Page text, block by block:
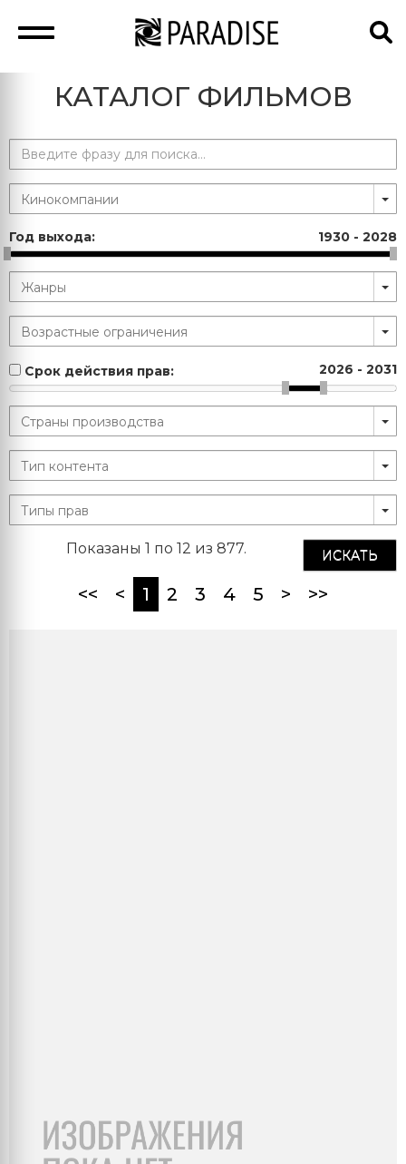
КАТАЛОГ ФИЛЬМОВ
Год выхода: 1930 - 2028
Срок действия прав: 2026 - 2031
ИСКАТЬ
Показаны 1 по 12 из 877.
<< < 1 (current)
2 3 4 5 > >>